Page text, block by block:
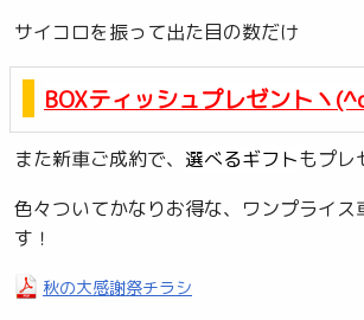
サイコロを振って出た目の数だけ
BOXティッシュプレゼントヽ
また新車ご成約で、 選べるギフトもプレ
色々ついてかなりお得な、ワンプライス
す！
秋の大感謝祭チラシ